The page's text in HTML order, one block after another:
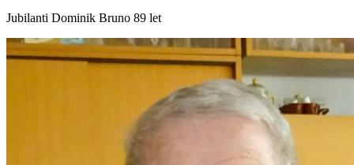
Jubilanti Dominik Bruno 89 let